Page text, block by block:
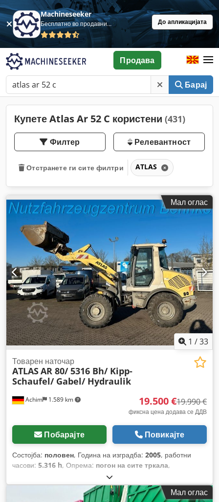
Machineseeker
Бесплатно во продавница До апликацијата
Барај
Продава
Купете Atlas Ar 52 C користени (431)
Филтер Релевантност
Отстранете ги сите филтри ATLAS
Мал оглас
1 /33
Achim 1.589 km
Товарен наточар
ATLASAR 80/ 5316 Bh/ Kipp-
Schaufel/ Gabel/ Hydraulik
19.500 €19.990 €
фиксна цена додава се ДДВ
Побарајте Повикајте
Состојба: половен, Година на изградба: 2005, работни
часови: 5.316 h, Опрема: погон на сите тркала,
Мал оглас